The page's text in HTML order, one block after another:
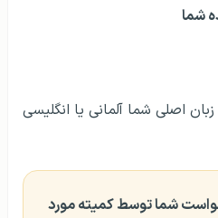
شما
زبان اصلی شما آلمانی یا انگلیسی
شما توسط کمیته مورد